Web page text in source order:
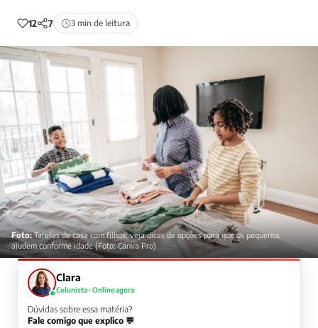
12 7 3 min de leitura
Foto:Tarefas de casa com filhos, veja dicas de opções para que os pequenos
ajudem conforme idade (Foto: Canva Pro)
Clara
Colunista · Online agora
Dúvidas sobre essa matéria?
Fale comigo que explico 💬